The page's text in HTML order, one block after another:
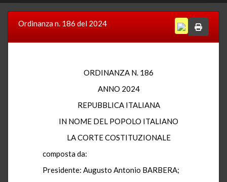
Ordinanza n. 186 del 2024
ORDINANZA N. 186
ANNO 2024
REPUBBLICA ITALIANA
IN NOME DEL POPOLO ITALIANO
LA CORTE COSTITUZIONALE
composta da:
Presidente: Augusto Antonio BARBERA;